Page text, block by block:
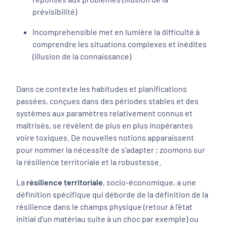
prévisibilité)
Incomprehensible met en lumière la difficulté à
comprendre les situations complexes et inédites
(illusion de la connaissance)
Dans ce contexte les habitudes et planifications
passées, conçues dans des périodes stables et des
systèmes aux paramètres relativement connus et
maîtrisés, se révèlent de plus en plus inopérantes
voire toxiques. De nouvelles notions apparaissent
pour nommer la nécessité de s’adapter ; zoomons sur
la résilience territoriale et la robustesse.
La résilience territoriale, socio-économique, a une
définition spécifique qui déborde de la définition de la
résilience dans le champs physique (retour à l’état
initial d’un matériau suite à un choc par exemple) ou